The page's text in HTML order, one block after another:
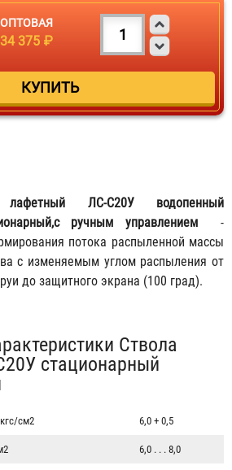
ОПТОВАЯ
34 375 ₽
ЛС-С20У водопенный
ручным управлением-
потока распыленной массы
с изменяемым углом распыления от
до защитного экрана (100 град).
Ствола
стационарный
см2 6,0 + 0,5
6,0 . . . 8,0